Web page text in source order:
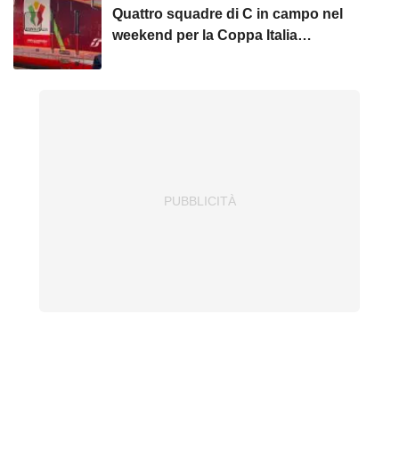
Quattro squadre di C in campo nel
weekend per la Coppa Italia